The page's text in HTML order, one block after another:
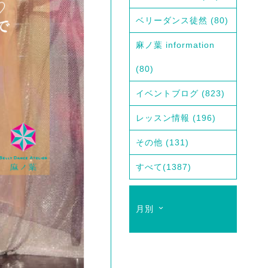
ベリーダンス徒然 (80)
麻ノ葉 information
(80)
イベントブログ (823)
レッスン情報 (196)
その他 (131)
すべて(1387)
月別